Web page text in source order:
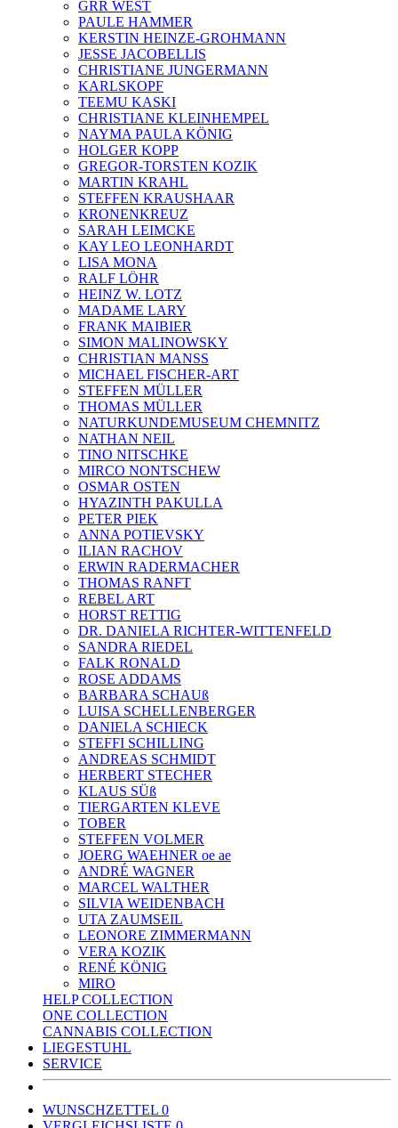
GRR WEST
PAULE HAMMER
KERSTIN HEINZE-GROHMANN
JESSE JACOBELLIS
CHRISTIANE JUNGERMANN
KARLSKOPF
TEEMU KASKI
CHRISTIANE KLEINHEMPEL
NAYMA PAULA KÖNIG
HOLGER KOPP
GREGOR-TORSTEN KOZIK
MARTIN KRAHL
STEFFEN KRAUSHAAR
KRONENKREUZ
SARAH LEIMCKE
KAY LEO LEONHARDT
LISA MONA
RALF LÖHR
HEINZ W. LOTZ
MADAME LARY
FRANK MAIBIER
SIMON MALINOWSKY
CHRISTIAN MANSS
MICHAEL FISCHER-ART
STEFFEN MÜLLER
THOMAS MÜLLER
NATURKUNDEMUSEUM CHEMNITZ
NATHAN NEIL
TINO NITSCHKE
MIRCO NONTSCHEW
OSMAR OSTEN
HYAZINTH PAKULLA
PETER PIEK
ANNA POTIEVSKY
ILIAN RACHOV
ERWIN RADERMACHER
THOMAS RANFT
REBEL ART
HORST RETTIG
DR. DANIELA RICHTER-WITTENFELD
SANDRA RIEDEL
FALK RONALD
ROSE ADDAMS
BARBARA SCHAUß
LUISA SCHELLENBERGER
DANIELA SCHIECK
STEFFI SCHILLING
ANDREAS SCHMIDT
HERBERT STECHER
KLAUS SÜß
TIERGARTEN KLEVE
TOBER
STEFFEN VOLMER
JOERG WAEHNER oe ae
ANDRÉ WAGNER
MARCEL WALTHER
SILVIA WEIDENBACH
UTA ZAUMSEIL
LEONORE ZIMMERMANN
VERA KOZIK
RENÉ KÖNIG
MIRO
HELP COLLECTION
ONE COLLECTION
CANNABIS COLLECTION
LIEGESTUHL
SERVICE
WUNSCHZETTEL 0